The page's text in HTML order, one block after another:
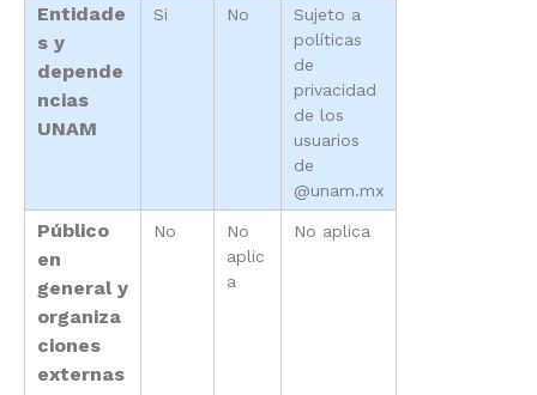
Entidade
s y
depende
ncias
UNAM
Si No
Sujeto a
políticas
de
privacidad
de los
usuarios
de
@unam.mx
Público
en
general y
organiza
ciones
externas
No
No
aplic
a
No aplica